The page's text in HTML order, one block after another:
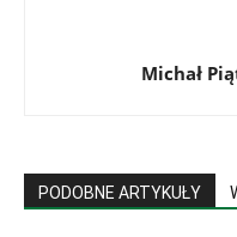
Michał
PODOBNE ARTYKUŁY